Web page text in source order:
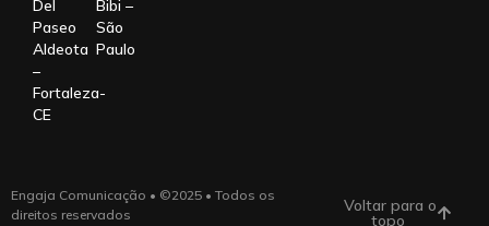
Del
Paseo
Aldeota
–
Fortaleza-
CE
Bibi –
São
Paulo
Engaja Comunicação • ©2025 • Todos os
direitos reservados
Voltar para o
topo